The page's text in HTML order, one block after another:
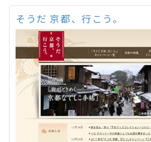
そうだ 京都、行こう。